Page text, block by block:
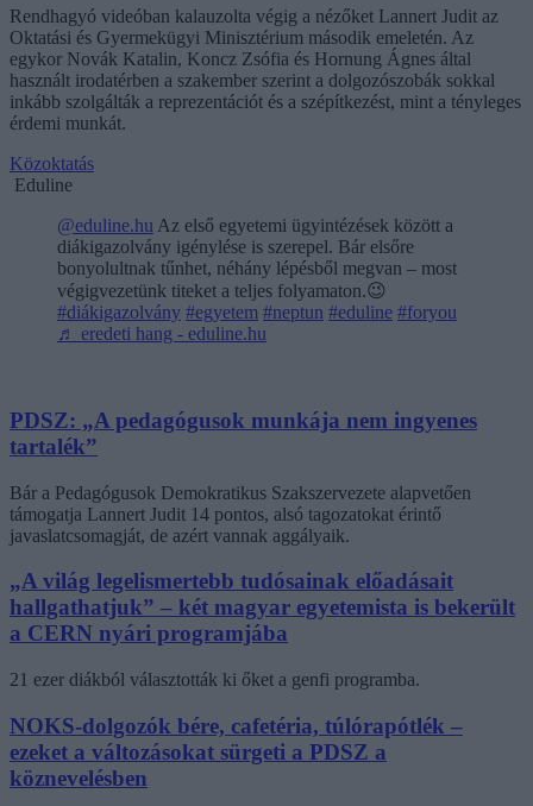
Rendhagyó videóban kalauzolta végig a nézőket Lannert Judit az
Oktatási és Gyermekügyi Minisztérium második emeletén. Az
egykor Novák Katalin, Koncz Zsófia és Hornung Ágnes által
használt irodatérben a szakember szerint a dolgozószobák sokkal
inkább szolgálták a reprezentációt és a szépítkezést, mint a tényleges
érdemi munkát.
Közoktatás
Eduline
@eduline.hu Az első egyetemi ügyintézések között a
diákigazolvány igénylése is szerepel. Bár elsőre
bonyolultnak tűnhet, néhány lépésből megvan – most
végigvezetünk titeket a teljes folyamaton.😉
#diákigazolvány #egyetem #neptun #eduline #foryou
♬ eredeti hang - eduline.hu
PDSZ: „A pedagógusok munkája nem ingyenes
tartalék”
Bár a Pedagógusok Demokratikus Szakszervezete alapvetően
támogatja Lannert Judit 14 pontos, alsó tagozatokat érintő
javaslatcsomagját, de azért vannak aggályaik.
„A világ legelismertebb tudósainak előadásait
hallgathatjuk” – két magyar egyetemista is bekerült
a CERN nyári programjába
21 ezer diákból választották ki őket a genfi programba.
NOKS-dolgozók bére, cafetéria, túlórapótlék –
ezeket a változásokat sürgeti a PDSZ a
köznevelésben